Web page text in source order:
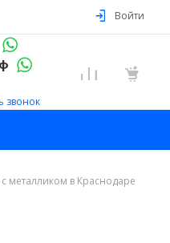
Войти
звонок
металликом в Краснодаре